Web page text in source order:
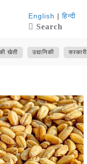
English | हिन्दी
Search
खेती उद्यानिकी